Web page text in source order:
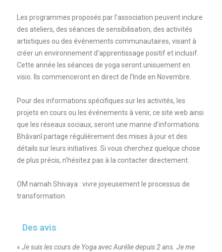
Les programmes proposés par l’association peuvent inclure
des ateliers, des séances de sensibilisation, des activités
artistiques ou des événements communautaires, visant à
créer un environnement d’apprentissage positif et inclusif.
Cette année les séances de yoga seront unisuement en
visio. Ils commenceront en direct de l’Inde en Novembre.
Pour des informations spécifiques sur les activités, les
projets en cours ou les événements à venir, ce site web ainsi
que les réseaux sociaux, seront une manne d’informations.
Bhāvanī partage régulièrement des mises à jour et des
détails sur leurs initiatives. Si vous cherchez quelque chose
de plus précis, n’hésitez pas à la contacter directement.
OM namah Shivaya : vivre joyeusement le processus de
transformation.
Des avis
« Je suis les cours de Yoga avec Aurélie depuis 2 ans. Je me